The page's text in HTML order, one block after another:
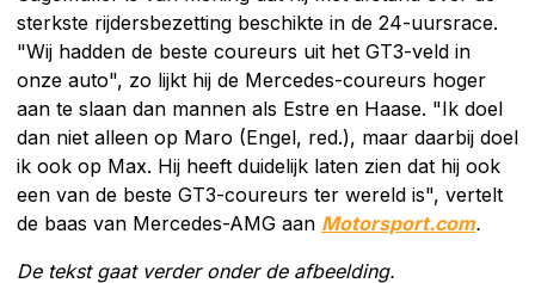
sterkste rijdersbezetting beschikte in de 24-uursrace.
"Wij hadden de beste coureurs uit het GT3-veld in
onze auto", zo lijkt hij de Mercedes-coureurs hoger
aan te slaan dan mannen als Estre en Haase. "Ik doel
dan niet alleen op Maro (Engel, red.), maar daarbij doel
ik ook op Max. Hij heeft duidelijk laten zien dat hij ook
een van de beste GT3-coureurs ter wereld is", vertelt
de baas van Mercedes-AMG aan Motorsport.com.
De tekst gaat verder onder de afbeelding.